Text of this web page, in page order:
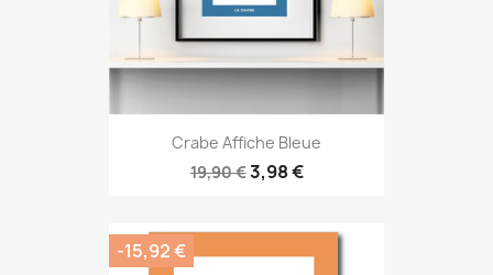
Crabe Affiche Bleue
19,90 €3,98 €
-15,92 €